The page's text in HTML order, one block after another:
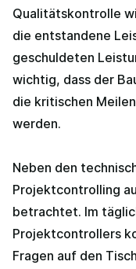
Qualitätskontrolle
die entstandene
geschuldeten
wichtig, dass der
die kritischen
werden.
Neben den
Projektcontrolling
betrachtet. Im
Projektcontrollers
Fragen auf den